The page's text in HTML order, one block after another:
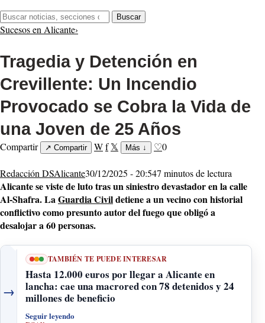
Buscar:
Buscar
Sucesos en Alicante›
Tragedia y Detención en
Crevillente: Un Incendio
Provocado se Cobra la Vida de
una Joven de 25 Años
Compartir ↗ Compartir Wf 𝕏 Más ↓ ♡0
Redacción DSAlicante30/12/2025 - 20:547 minutos de lectura
Alicante se viste de luto tras un siniestro devastador en la calle
Al-Shafra. LaGuardia Civildetiene a un vecino con historial
conflictivo como presunto autor del fuego que obligó a
desalojar a 60 personas.
→
TAMBIÉN TE PUEDE INTERESAR
Hasta 12.000 euros por llegar a Alicante en
lancha: cae una macrored con 78 detenidos y 24
millones de beneficio
Seguir leyendo